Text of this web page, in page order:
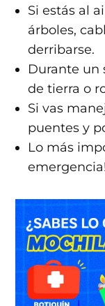
Si estás al
árboles,
derribarse.
Durante un
de tierra o
Si vas
puentes y
Lo más